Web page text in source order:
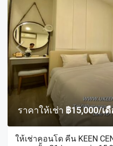
ราคาให้เช่า ฿15,000/เ
ให้เช่าคอนโด คีน KEEN